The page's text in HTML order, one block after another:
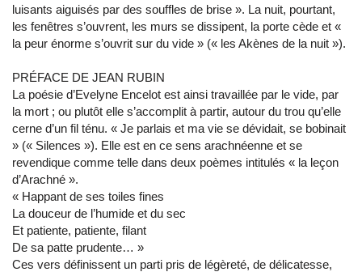
luisants aiguisés par des souffles de brise ». La nuit, pourtant,
les fenêtres s’ouvrent, les murs se dissipent, la porte cède et «
la peur énorme s’ouvrit sur du vide » (« les Akènes de la nuit »).
PRÉFACE DE JEAN RUBIN
La poésie d’Evelyne Encelot est ainsi travaillée par le vide, par
la mort ; ou plutôt elle s’accomplit à partir, autour du trou qu’elle
cerne d’un fil ténu. « Je parlais et ma vie se dévidait, se bobinait
» (« Silences »). Elle est en ce sens arachnéenne et se
revendique comme telle dans deux poèmes intitulés « la leçon
d’Arachné ».
« Happant de ses toiles fines
La douceur de l’humide et du sec
Et patiente, patiente, filant
De sa patte prudente… »
Ces vers définissent un parti pris de légèreté, de délicatesse,